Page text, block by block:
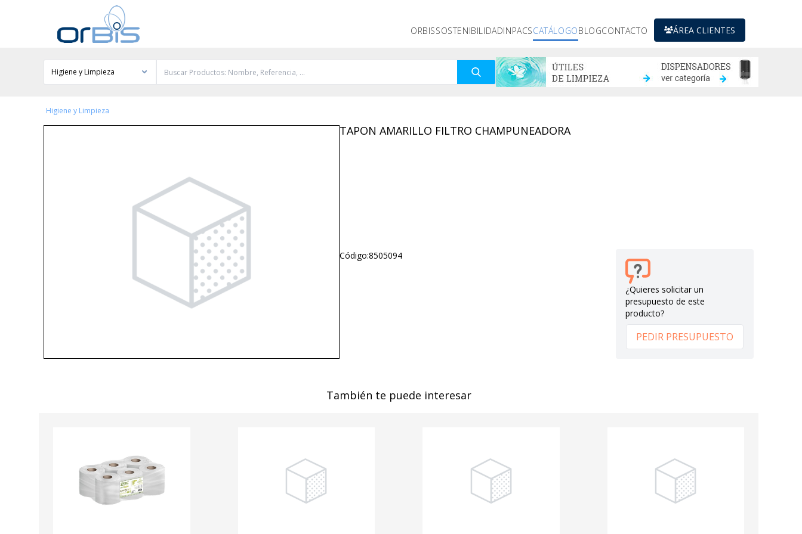
ORBISSOSTENIBILIDADINPACSCATÁLOGOBLOGCONTACTO ÁREA CLIENTES
Higiene y Limpieza
Higiene y Limpieza
TAPON AMARILLO FILTRO CHAMPUNEADORA
Código:8505094
¿Quieres solicitar un
presupuesto de este
producto?
PEDIR PRESUPUESTO
También te puede interesar